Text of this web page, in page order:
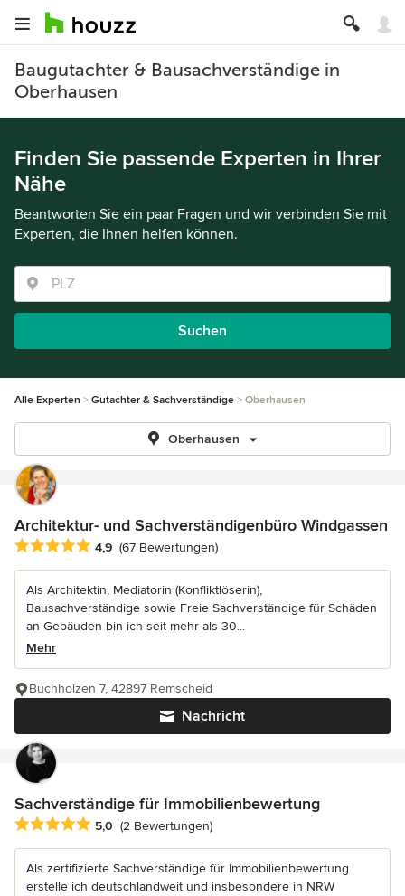
Baugutachter & Bausachverständige in
Oberhausen
Finden Sie passende Experten in Ihrer
Nähe
Beantworten Sie ein paar Fragen und wir verbinden Sie mit
Experten, die Ihnen helfen können.
Suchen
Alle Experten Gutachter & Sachverständige Oberhausen
Oberhausen
Architektur- und Sachverständigenbüro Windgassen
Durchschnittliche Bewertung: 4.9 von 5 Sternen
4,9 (67 Bewertungen)
Als Architektin, Mediatorin (Konfliktlöserin),
Bausachverständige sowie Freie Sachverständige für Schäden
an Gebäuden bin ich seit mehr als 30...
Mehr
Nachricht
Buchholzen 7, 42897 Remscheid
Sachverständige für Immobilienbewertung
Durchschnittliche Bewertung: 5 von 5 Sternen
5,0 (2 Bewertungen)
Als zertifizierte Sachverständige für Immobilienbewertung
erstelle ich deutschlandweit und insbesondere in NRW